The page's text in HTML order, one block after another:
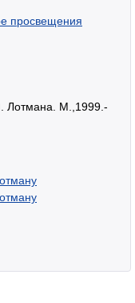
просвещения
Лотмана. М.,1999.-